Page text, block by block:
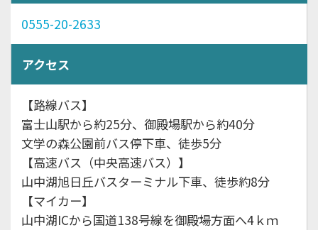
0555-20-2633
アクセス
【路線バス】
富士山駅から約25分、御殿場駅から約40分
文学の森公園前バス停下車、徒歩5分
【高速バス（中央高速バス）】
山中湖旭日丘バスターミナル下車、徒歩約8分
【マイカー】
山中湖ICから国道138号線を御殿場方面へ4ｋｍ